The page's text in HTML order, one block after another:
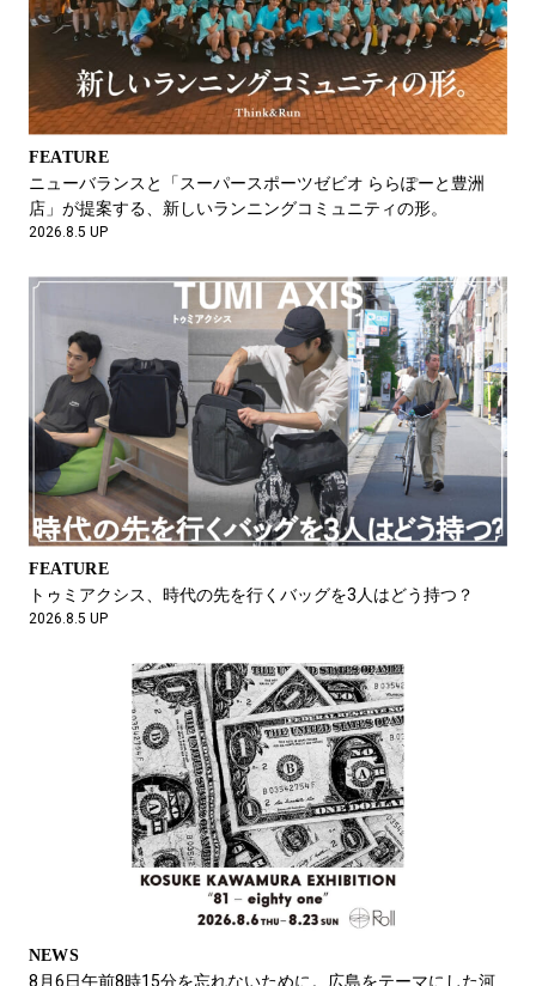
FEATURE
ニューバランスと「スーパースポーツゼビオ ららぽーと豊洲
店」が提案する、新しいランニングコミュニティの形。
2026.8.5 UP
FEATURE
トゥミアクシス、時代の先を行くバッグを3人はどう持つ？
2026.8.5 UP
NEWS
8月6日午前8時15分を忘れないために。広島をテーマにした河
フイナムゆかりの16人の個人商店が大集合！ 夏の極私的マーケ
ット in MIYASHITA PARKを4日間限定で開催します。
2026.7.8 UP
FEATURE
暑い夏を楽しむ、パタゴニアの天然素材。
Vol.1 凜太郎（モデル）
2026.7.7 UP
カモ柄のG-SHOCKで腕元にアクセントを。ひときわストリート
なムードを放つ新作がチックタックにて発売中です。